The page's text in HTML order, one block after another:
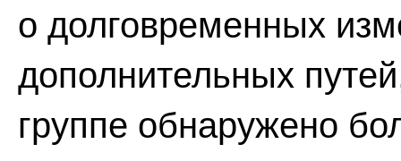
о долговременных
дополнительных
группе обнаружено